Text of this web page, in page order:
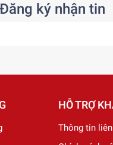
Đăng ký nhận tin
HỖ TRỢ
Thông tin